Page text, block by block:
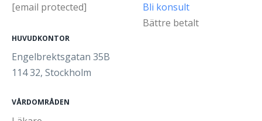
[email protected]
HUVUDKONTOR
Engelbrektsgatan 35B
114 32, Stockholm
Bli konsult
Bättre betalt
VÅRDOMRÅDEN